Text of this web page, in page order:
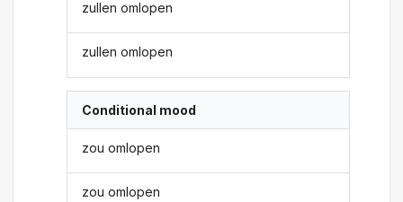
zullen omlopen
zullen omlopen
Conditional mood
zou omlopen
zou omlopen